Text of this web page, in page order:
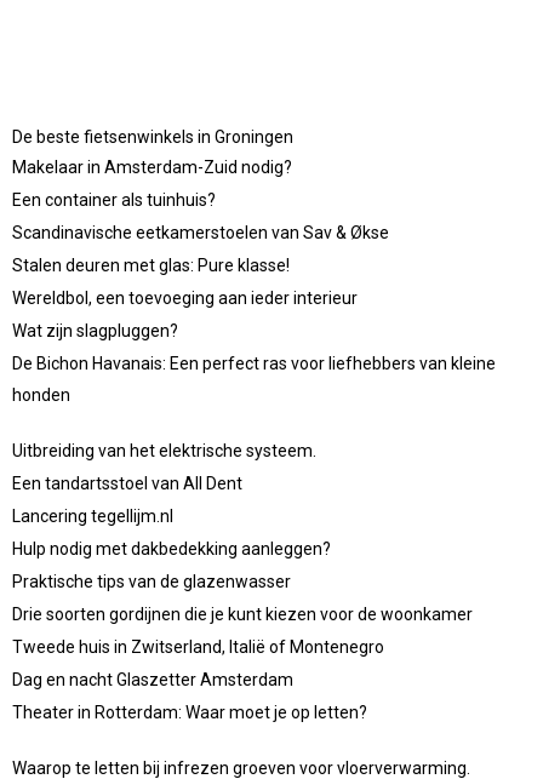
De beste fietsenwinkels in Groningen
Makelaar in Amsterdam-Zuid nodig?
Een container als tuinhuis?
Scandinavische eetkamerstoelen van Sav & Økse
Stalen deuren met glas: Pure klasse!
Wereldbol, een toevoeging aan ieder interieur
Wat zijn slagpluggen?
De Bichon Havanais: Een perfect ras voor liefhebbers van kleine
honden
Uitbreiding van het elektrische systeem.
Een tandartsstoel van All Dent
Lancering tegellijm.nl
Hulp nodig met dakbedekking aanleggen?
Praktische tips van de glazenwasser
Drie soorten gordijnen die je kunt kiezen voor de woonkamer
Tweede huis in Zwitserland, Italië of Montenegro
Dag en nacht Glaszetter Amsterdam
Theater in Rotterdam: Waar moet je op letten?
Waarop te letten bij infrezen groeven voor vloerverwarming.